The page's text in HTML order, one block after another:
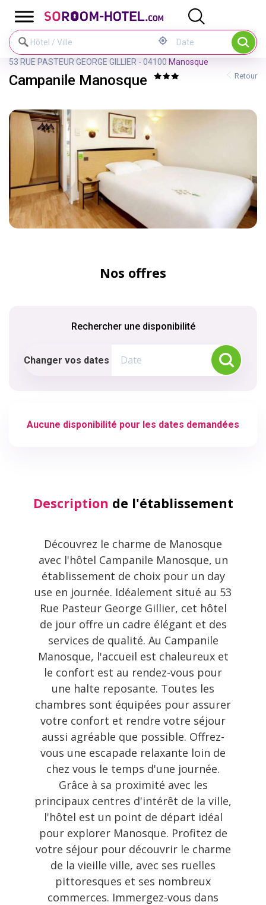
53 RUE PASTEUR GEORGE GILLIER - 04100 Manosque
Campanile Manosque Retour
Nos offres
Rechercher une disponibilité
Changer vos dates
Aucune disponibilité pour les dates demandées
Description de l'établissement
Découvrez le charme de Manosque
avec l'hôtel Campanile Manosque, un
établissement de choix pour un day
use en journée. Idéalement situé au 53
Rue Pasteur George Gillier, cet hôtel
de jour offre un cadre élégant et des
services de qualité. Au Campanile
Manosque, l'accueil est chaleureux et
le confort est au rendez-vous pour
une halte reposante. Toutes les
chambres sont équipées pour assurer
votre confort et rendre votre séjour
aussi agréable que possible. Offrez-
vous une escapade relaxante loin de
chez vous le temps d'une journée.
Grâce à sa proximité avec les
principaux centres d'intérêt de la ville,
l'hôtel est un point de départ idéal
pour explorer Manosque. Profitez de
votre séjour pour découvrir le charme
de la vieille ville, avec ses ruelles
pittoresques et ses nombreux
commerces. Immergez-vous dans